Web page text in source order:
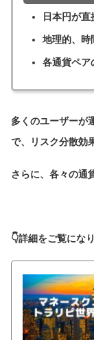
日本円が
地理的、時
各通貨ペア
多くのユーザーが
で、リスク分散効
さらに、各々の通
👇詳細をご覧にな